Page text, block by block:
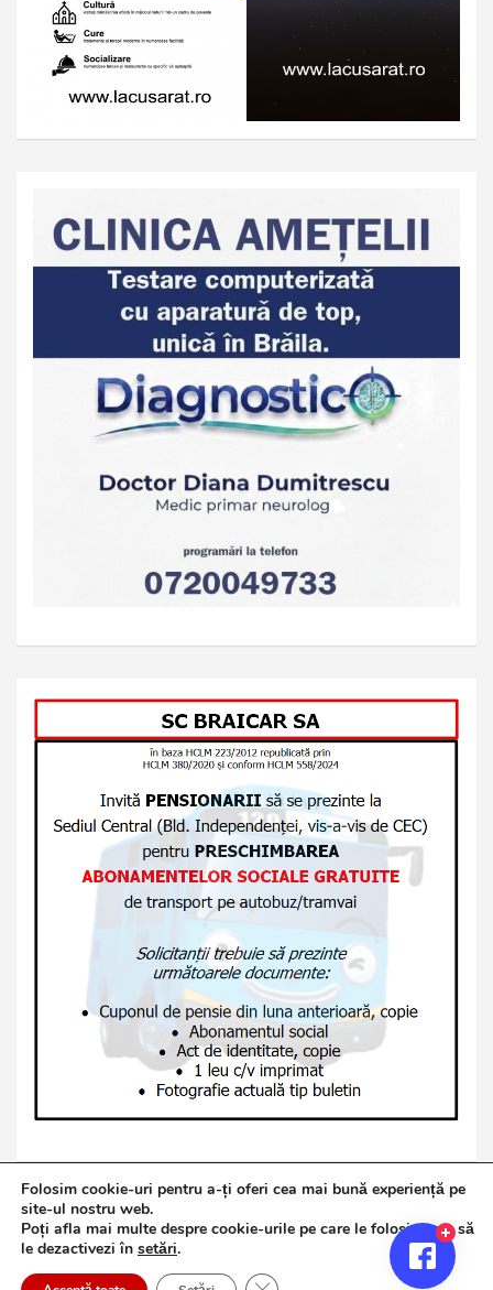
Copyright © 2026Jurnalul de Brăila
Politică de confidențialitate
Theme Horse
Folosim cookie-uri pentru a-ți oferi cea mai bună experiență pe
site-ul nostru web.
Poți afla mai multe despre cookie-urile pe care le folosim sau să
le dezactivezi în setări.
Close GDPR Cookie Banner